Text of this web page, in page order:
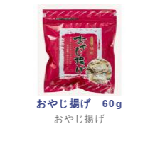
おやじ揚げ 60g
おやじ揚げ